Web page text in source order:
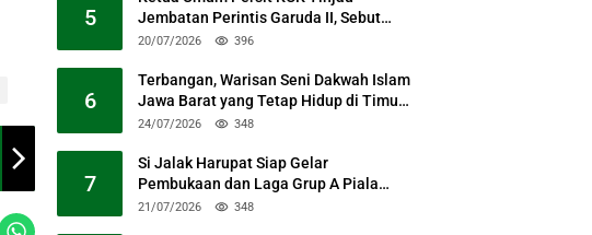
5
Jembatan Perintis Garuda II, Sebut
Simbol Kebersamaan TNI dan Rakyat
20/07/2026 396
6
Terbangan, Warisan Seni Dakwah Islam
Jawa Barat yang Tetap Hidup di Timur
Kabupaten Bandung
24/07/2026 348
7
Si Jalak Harupat Siap Gelar
Pembukaan dan Laga Grup A Piala
Presiden 2026 Sabtu Mendatang
21/07/2026 348